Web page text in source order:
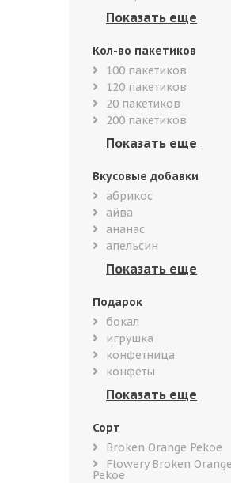
Кол-во пакетиков
100 пакетиков
120 пакетиков
20 пакетиков
200 пакетиков
Вкусовые добавки
абрикос
айва
ананас
апельсин
Подарок
бокал
игрушка
конфетница
конфеты
Сорт
Broken Orange Pekoe
Flowery Broken Orange
Pekoe